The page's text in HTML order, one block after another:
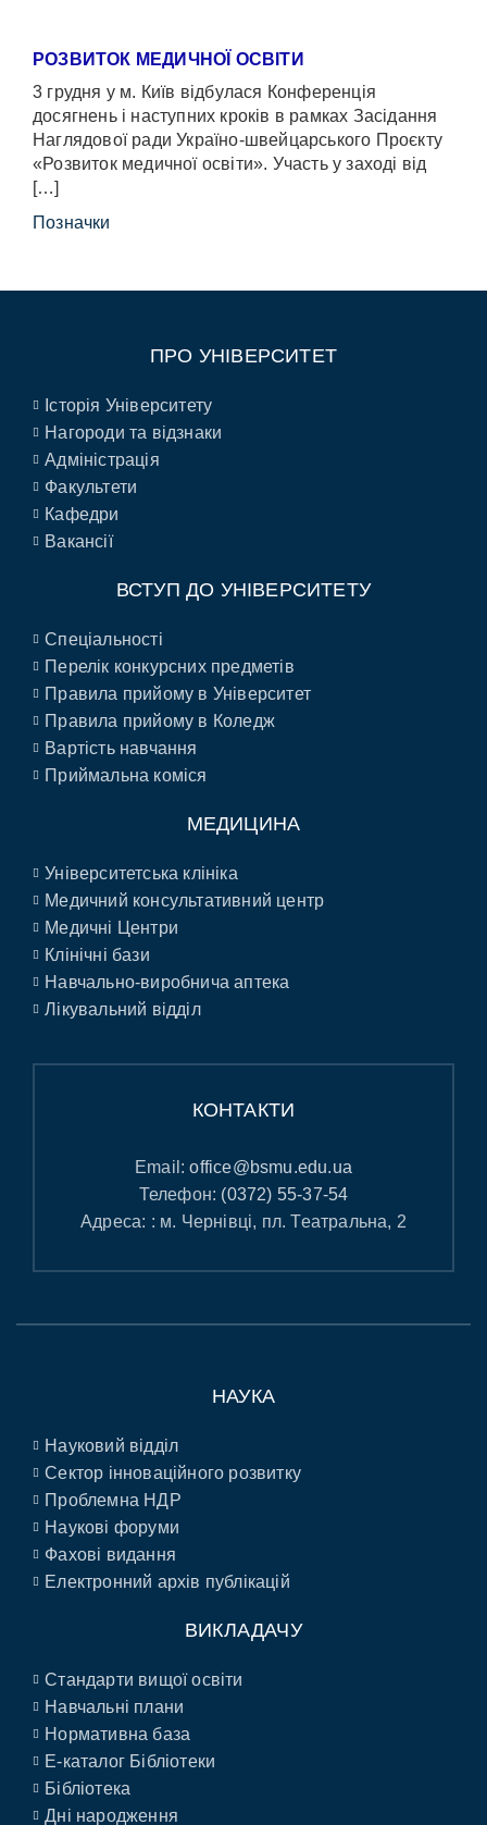
РОЗВИТОК МЕДИЧНОЇ ОСВІТИ
3 грудня у м. Київ відбулася Конференція
досягнень і наступних кроків в рамках Засідання
Наглядової ради Україно-швейцарського Проєкту
«Розвиток медичної освіти». Участь у заході від
[…]
Позначки
ПРО УНІВЕРСИТЕТ
Історія Університету
Нагороди та відзнаки
Адміністрація
Факультети
Кафедри
Вакансії
ВСТУП ДО УНІВЕРСИТЕТУ
Спеціальності
Перелік конкурсних предметів
Правила прийому в Університет
Правила прийому в Коледж
Вартість навчання
Приймальна коміся
МЕДИЦИНА
Університетська клініка
Медичний консультативний центр
Медичні Центри
Клінічні бази
Навчально-виробнича аптека
Лікувальний відділ
КОНТАКТИ
Email:office@bsmu.edu.ua
Телефон: (0372) 55-37-54
Адреса: : м. Чернівці, пл. Театральна, 2
НАУКА
Науковий відділ
Сектор інноваційного розвитку
Проблемна НДР
Наукові форуми
Фахові видання
Електронний архів публікацій
ВИКЛАДАЧУ
Стандарти вищої освіти
Навчальні плани
Нормативна база
E-каталог Бібліотеки
Бібліотека
Дні народження